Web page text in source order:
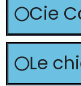
Cie
Le